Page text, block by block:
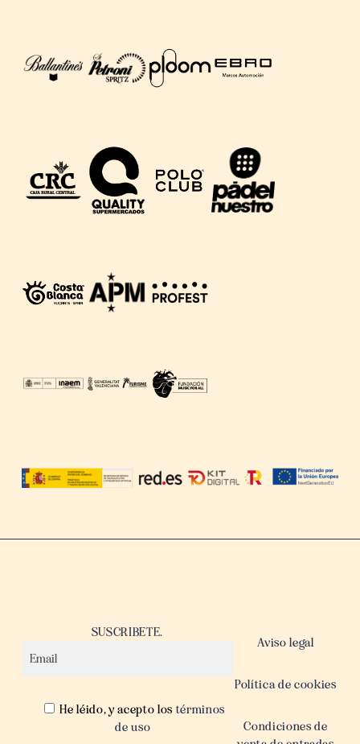
SUSCRIBETE.
He léido, y acepto los términos
de uso
Aviso legal
Política de cookies
Condiciones de